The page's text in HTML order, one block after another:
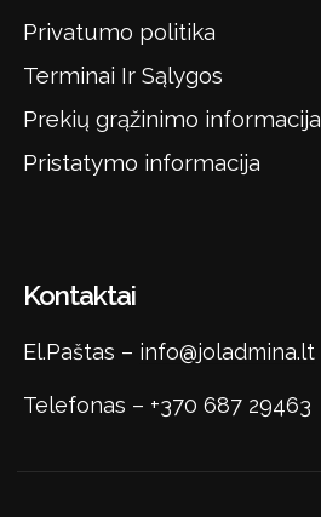
Privatumo politika
Terminai Ir Sąlygos
Prekių grąžinimo informacija
Pristatymo informacija
Kontaktai
El.Paštas – info@joladmina.lt
Telefonas – +370 687 29463